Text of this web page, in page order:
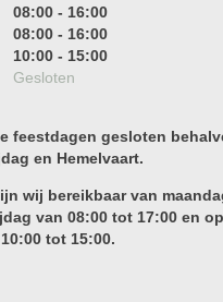
08:00 - 16:00
08:00 - 16:00
10:00 - 15:00
Gesloten
feestdagen gesloten
en Hemelvaart.
wij bereikbaar van
van 08:00 tot 17:00 en op
tot 15:00.